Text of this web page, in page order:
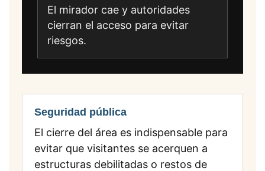
El mirador cae y autoridades
cierran el acceso para evitar
riesgos.
Seguridad pública
El cierre del área es indispensable para
evitar que visitantes se acerquen a
estructuras debilitadas o restos de